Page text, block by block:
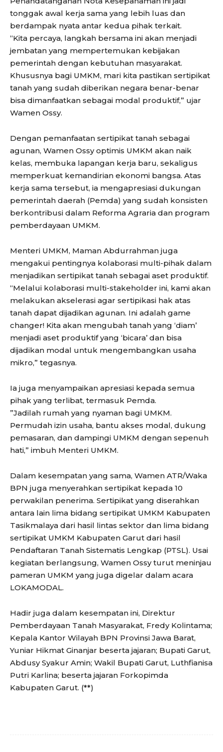
tonggak awal kerja sama yang lebih luas dan
berdampak nyata antar kedua pihak terkait.
“Kita percaya, langkah bersama ini akan menjadi
jembatan yang mempertemukan kebijakan
pemerintah dengan kebutuhan masyarakat.
Khususnya bagi UMKM, mari kita pastikan sertipikat
tanah yang sudah diberikan negara benar-benar
bisa dimanfaatkan sebagai modal produktif,” ujar
Wamen Ossy.
Dengan pemanfaatan sertipikat tanah sebagai
agunan, Wamen Ossy optimis UMKM akan naik
kelas, membuka lapangan kerja baru, sekaligus
memperkuat kemandirian ekonomi bangsa. Atas
kerja sama tersebut, ia mengapresiasi dukungan
pemerintah daerah (Pemda) yang sudah konsisten
berkontribusi dalam Reforma Agraria dan program
pemberdayaan UMKM.
Menteri UMKM, Maman Abdurrahman juga
mengakui pentingnya kolaborasi multi-pihak dalam
menjadikan sertipikat tanah sebagai aset produktif.
“Melalui kolaborasi multi-stakeholder ini, kami akan
melakukan akselerasi agar sertipikasi hak atas
tanah dapat dijadikan agunan. Ini adalah game
changer! Kita akan mengubah tanah yang ‘diam’
menjadi aset produktif yang ‘bicara’ dan bisa
dijadikan modal untuk mengembangkan usaha
mikro,” tegasnya.
Ia juga menyampaikan apresiasi kepada semua
pihak yang terlibat, termasuk Pemda.
”Jadilah rumah yang nyaman bagi UMKM.
Permudah izin usaha, bantu akses modal, dukung
pemasaran, dan dampingi UMKM dengan sepenuh
hati,” imbuh Menteri UMKM.
Dalam kesempatan yang sama, Wamen ATR/Waka
BPN juga menyerahkan sertipikat kepada 10
perwakilan penerima. Sertipikat yang diserahkan
antara lain lima bidang sertipikat UMKM Kabupaten
Tasikmalaya dari hasil lintas sektor dan lima bidang
sertipikat UMKM Kabupaten Garut dari hasil
Pendaftaran Tanah Sistematis Lengkap (PTSL). Usai
kegiatan berlangsung, Wamen Ossy turut meninjau
pameran UMKM yang juga digelar dalam acara
LOKAMODAL.
Hadir juga dalam kesempatan ini, Direktur
Pemberdayaan Tanah Masyarakat, Fredy Kolintama;
Kepala Kantor Wilayah BPN Provinsi Jawa Barat,
Yuniar Hikmat Ginanjar beserta jajaran; Bupati Garut,
Abdusy Syakur Amin; Wakil Bupati Garut, Luthfianisa
Putri Karlina; beserta jajaran Forkopimda
Kabupaten Garut. (**)